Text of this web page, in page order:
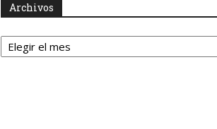
Archivos
Archivos